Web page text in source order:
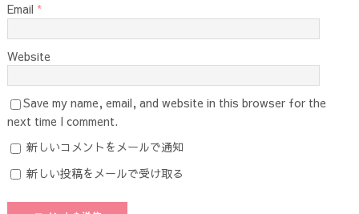
Email *
Website
Save my name, email, and website in this browser for the
next time I comment.
新しいコメントをメールで通知
新しい投稿をメールで受け取る